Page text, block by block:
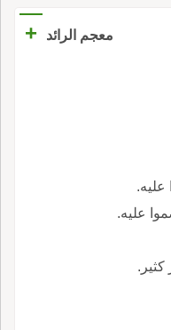
معجم الرائد +
عليه.
عليه.
كثير.